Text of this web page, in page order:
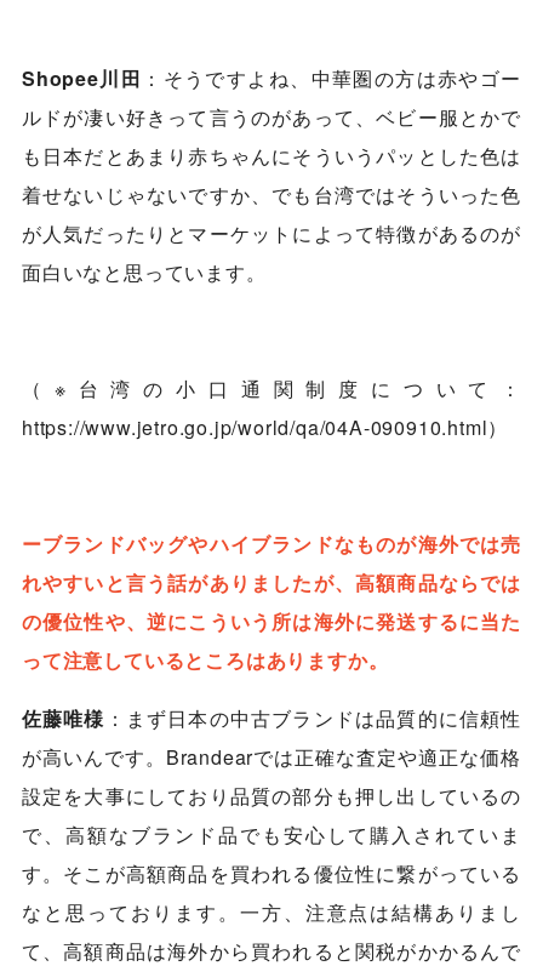
Shopee川田 ：そうですよね、中華圏の方は赤やゴー
ルドが凄い好きって言うのがあって、ベビー服とかで
も日本だとあまり赤ちゃんにそういうパッとした色は
着せないじゃないですか、でも台湾ではそういった色
が人気だったりとマーケットによって特徴があるのが
面白いなと思っています。
（※台湾の小口通関制度について：
https://www.jetro.go.jp/world/qa/04A-090910.html）
ーブランドバッグやハイブランドなものが海外では売
れやすいと言う話がありましたが、高額商品ならでは
の優位性や、逆にこういう所は海外に発送するに当た
って注意しているところはありますか。
佐藤唯様 ：まず日本の中古ブランドは品質的に信頼性
が高いんです。Brandearでは正確な査定や適正な価格
設定を大事にしており品質の部分も押し出しているの
で、高額なブランド品でも安心して購入されていま
す。そこが高額商品を買われる優位性に繋がっている
なと思っております。一方、注意点は結構ありまし
て、高額商品は海外から買われると関税がかかるんで